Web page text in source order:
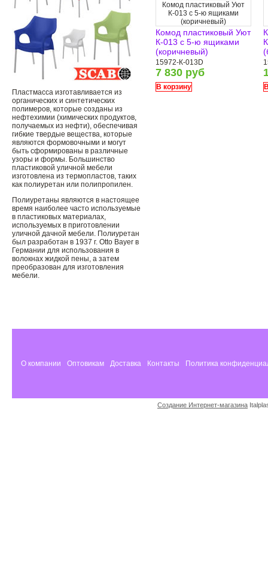
Пластмасса изготавливается из
органических и синтетических
полимеров, которые созданы из
нефтехимии (химических продуктов,
получаемых из нефти), обеспечивая
гибкие твердые вещества, которые
являются формовочными и могут
быть сформированы в различные
узоры и формы. Большинство
пластиковой уличной мебели
изготовлена ​​из термопластов, таких
как полиуретан или полипропилен.
Полиуретаны являются в настоящее
время наиболее часто используемые
в пластиковых материалах,
используемых в приготовлении
уличной дачной мебели. Полиуретан
был разработан в 1937 г. Otto Bayer в
Германии для использования в
волокнах жидкой пены, а затем
преобразован для изготовления
мебели.
Комод пластиковый Уют
К-013 с 5-ю ящиками
(коричневый)
Комод пластиковый Уют
К-013 с 5-ю ящиками
(коричневый)
15972-К-013D
7 830 руб
В корзину
О компании Оптовикам Доставка Контакты Политика
Создание Интернет-магазина